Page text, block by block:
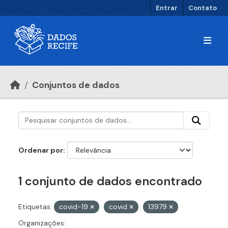
Entrar Contato
Conjuntos de dados
Ordenar por
1 conjunto de dados encontrado
Etiquetas: covid-19 covid
13979
Organizações: